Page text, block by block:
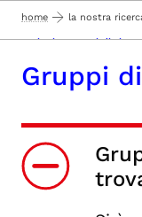
home la nostra
sezioni e gruppi di
Gruppi